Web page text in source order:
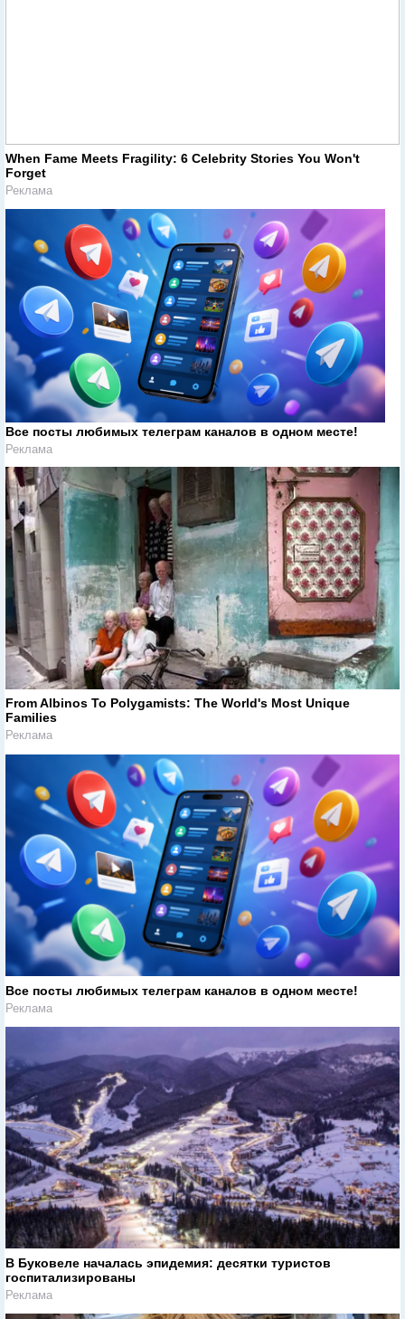
When Fame Meets Fragility: 6 Celebrity Stories You Won't
Forget
Реклама
Все посты любимых телеграм каналов в одном месте!
Реклама
From Albinos To Polygamists: The World's Most Unique
Families
Реклама
Все посты любимых телеграм каналов в одном месте!
Реклама
В Буковеле началась эпидемия: десятки туристов
госпитализированы
Реклама